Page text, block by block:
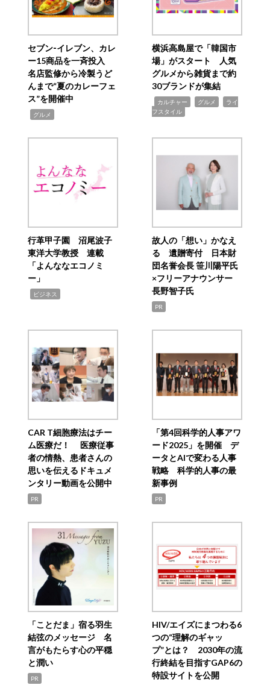
セブン‐イレブン、カレ
ー15商品を一斉投入
名店監修から冷製うど
んまで“夏のカレーフェ
ス”を開催中
グルメ
横浜高島屋で「韓国市
場」がスタート 人気
グルメから雑貨まで約
30ブランドが集結
カルチャー グルメ
ライ
フスタイル
行革甲子園 沼尾波子
東洋大学教授 連載
「よんななエコノミ
ー」
ビジネス
故人の「想い」かなえ
る 遺贈寄付 日本財
団名誉会長 笹川陽平氏
×フリーアナウンサー
長野智子氏
PR
CAR T細胞療法はチー
ム医療だ！ 医療従事
者の情熱、患者さんの
思いを伝えるドキュメ
ンタリー動画を公開中
PR
「第4回科学的人事アワ
ード2025」を開催 デ
ータとAIで変わる人事
戦略 科学的人事の最
新事例
PR
「ことだま」宿る羽生
結弦のメッセージ 名
言がもたらす心の平穏
と潤い
PR
HIV/エイズにまつわる6
つの“理解のギャッ
プ”とは？ 2030年の流
行終結を目指すGAP6の
特設サイトを公開